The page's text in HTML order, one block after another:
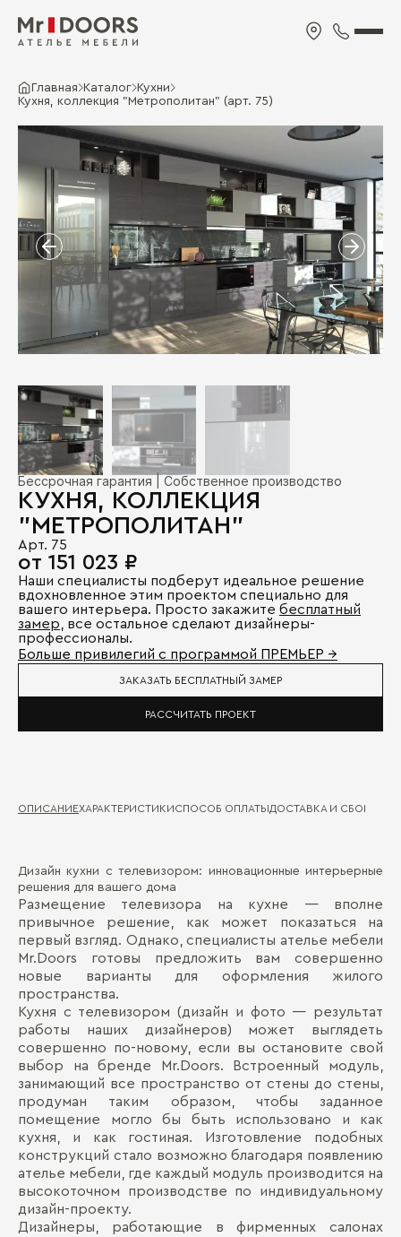
Главная Каталог Кухни
Кухня, коллекция "Метрополитан" (арт. 75)
Бессрочная гарантия | Собственное производство
КУХНЯ, КОЛЛЕКЦИЯ
"МЕТРОПОЛИТАН"
Арт. 75
от 151 023 ₽
Наши специалисты подберут идеальное решение
вдохновленное этим проектом специально для
вашего интерьера. Просто закажите бесплатный
замер , все остальное сделают дизайнеры-
профессионалы.
Больше привилегий с программой ПРЕМЬЕР →
ЗАКАЗАТЬ БЕСПЛАТНЫЙ ЗАМЕР
РАССЧИТАТЬ ПРОЕКТ
ОПИСАНИЕХАРАКТЕРИСТИКИСПОСОБ ОПЛАТЫДОСТАВКА И СБОРКА
Дизайн кухни с телевизором: инновационные интерьерные
решения для вашего дома
Размещение телевизора на кухне — вполне
привычное решение, как может показаться на
первый взгляд. Однако, специалисты ателье мебели
Mr.Doors готовы предложить вам совершенно
новые варианты для оформления жилого
пространства.
Кухня с телевизором (дизайн и фото — результат
работы наших дизайнеров) может выглядеть
совершенно по-новому, если вы остановите свой
выбор на бренде Mr.Doors. Встроенный модуль,
занимающий все пространство от стены до стены,
продуман таким образом, чтобы заданное
помещение могло бы быть использовано и как
кухня, и как гостиная. Изготовление подобных
конструкций стало возможно благодаря появлению
ателье мебели, где каждый модуль производится на
высокоточном производстве по индивидуальному
дизайн-проекту.
Дизайнеры, работающие в фирменных салонах